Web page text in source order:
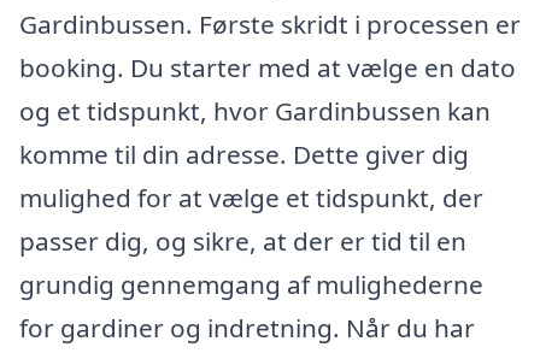
Gardinbussen. Første skridt i processen er
booking. Du starter med at vælge en dato
og et tidspunkt, hvor Gardinbussen kan
komme til din adresse. Dette giver dig
mulighed for at vælge et tidspunkt, der
passer dig, og sikre, at der er tid til en
grundig gennemgang af mulighederne
for gardiner og indretning. Når du har